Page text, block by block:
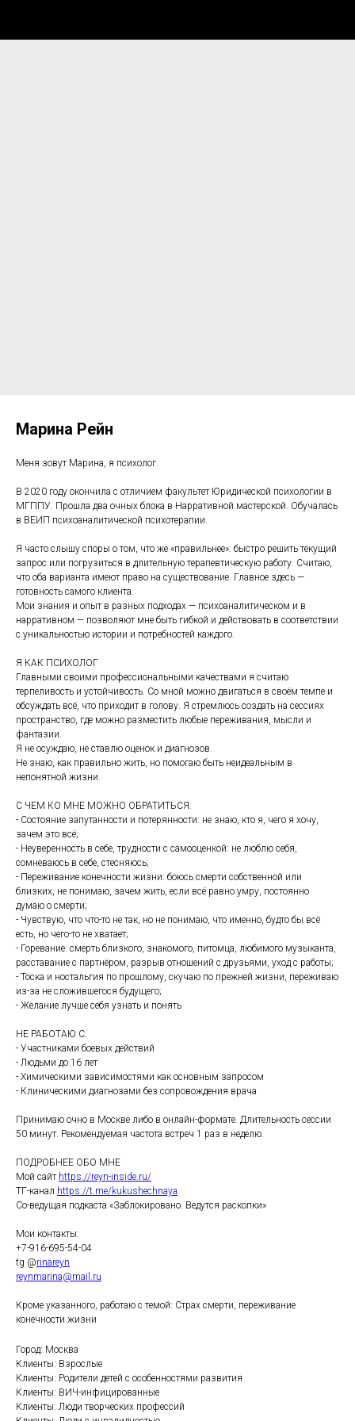
Марина Рейн
Меня зовут Марина, я психолог.
В 2020 году окончила с отличием факультет Юридической психологии в
МГППУ. Прошла два очных блока в Нарративной мастерской. Обучалась
в ВЕИП психоаналитической психотерапии.
Я часто слышу споры о том, что же «правильнее»: быстро решить текущий
запрос или погрузиться в длительную терапевтическую работу. Считаю,
что оба варианта имеют право на существование. Главное здесь —
готовность самого клиента.
Мои знания и опыт в разных подходах — психоаналитическом и в
нарративном — позволяют мне быть гибкой и действовать в соответствии
с уникальностью истории и потребностей каждого.
Я КАК ПСИХОЛОГ
Главными своими профессиональными качествами я считаю
терпеливость и устойчивость. Со мной можно двигаться в своём темпе и
обсуждать всё, что приходит в голову. Я стремлюсь создать на сессиях
пространство, где можно разместить любые переживания, мысли и
фантазии.
Я не осуждаю, не ставлю оценок и диагнозов.
Не знаю, как правильно жить, но помогаю быть неидеальным в
непонятной жизни.
С ЧЕМ КО МНЕ МОЖНО ОБРАТИТЬСЯ:
- Состояние запутанности и потерянности: не знаю, кто я, чего я хочу,
зачем это всё;
- Неуверенность в себе, трудности с самооценкой: не люблю себя,
сомневаюсь в себе, стесняюсь;
- Переживание конечности жизни: боюсь смерти собственной или
близких, не понимаю, зачем жить, если всё равно умру, постоянно
думаю о смерти;
- Чувствую, что что-то не так, но не понимаю, что именно, будто бы всё
есть, но чего-то не хватает;
- Горевание: смерть близкого, знакомого, питомца, любимого музыканта,
расставание с партнёром, разрыв отношений с друзьями, уход с работы;
- Тоска и ностальгия по прошлому, скучаю по прежней жизни, переживаю
из-за не сложившегося будущего;
- Желание лучше себя узнать и понять
НЕ РАБОТАЮ С:
- Участниками боевых действий
- Людьми до 16 лет
- Химическими зависимостями как основным запросом
- Клиническими диагнозами без сопровождения врача
Принимаю очно в Москве либо в онлайн-формате. Длительность сессии
50 минут. Рекомендуемая частота встреч 1 раз в неделю.
ПОДРОБНЕЕ ОБО МНЕ
Мой сайт https://reyn-inside.ru/
ТГ-канал https://t.me/kukushechnaya
Со-ведущая подкаста «Заблокировано. Ведутся раскопки»
Мои контакты:
+7-916-695-54-04
tg @rinareyn
reynmarina@mail.ru
Кроме указанного, работаю с темой: Страх смерти, переживание
конечности жизни
Город: Москва
Клиенты: Взрослые
Клиенты: Родители детей с особенностями развития
Клиенты: ВИЧ-инфицированные
Клиенты: Люди творческих профессий